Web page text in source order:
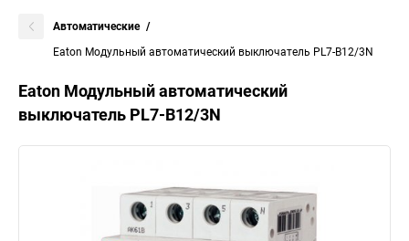
Автоматические
Eaton Модульный автоматический выключатель PL7-B12/3N
Eaton Модульный автоматический
выключатель PL7-B12/3N